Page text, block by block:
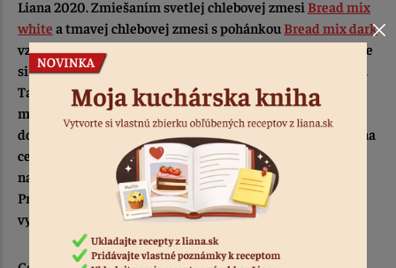
Liana 2020. Zmiešaním svetlej chlebovej zmesi Bread mix
white a tmavej chlebovej zmesi s pohánkou Bread mix dark
vznikli bagety, ktoré Vás posilnia vo forme raňajok, môžete
si ich vziať do batoha na výlet alebo ako príloha k šalátom.
Taktiež ich môžete vyskúšať ako my s nátierkou z
medvedieho cesnaku. Ale to, že sa ich nebudete vedieť
dojesť si neberieme na zodpovednosť :) Tu sa naša televízna
cesta s Dáškou skončila, ale v kontakte sme ostali aj po
natáčaní. Navštívila náš stánokna bezlepkovej výstave v
Prahe
a bola taká zlatá, že nám z vlastnej vôle pár hodín
vypomáhala bez nároku na honorár :D